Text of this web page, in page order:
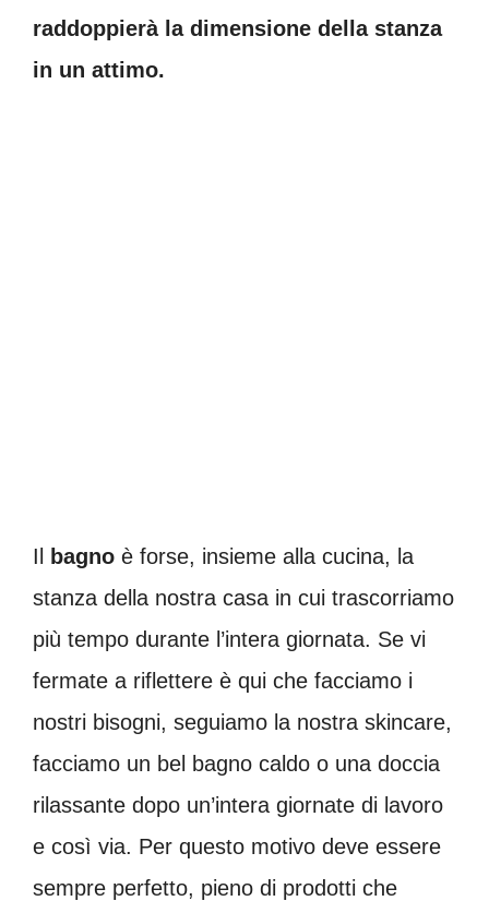
raddoppierà la dimensione della stanza
in un attimo.
Il bagno è forse, insieme alla cucina, la
stanza della nostra casa in cui trascorriamo
più tempo durante l’intera giornata. Se vi
fermate a riflettere è qui che facciamo i
nostri bisogni, seguiamo la nostra skincare,
facciamo un bel bagno caldo o una doccia
rilassante dopo un’intera giornate di lavoro
e così via. Per questo motivo deve essere
sempre perfetto, pieno di prodotti che